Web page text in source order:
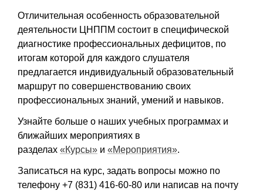
Отличительная особенность образовательной
деятельности ЦНППМ состоит в специфической
диагностике профессиональных дефицитов, по
итогам которой для каждого слушателя
предлагается индивидуальный образовательный
маршрут по совершенствованию своих
профессиональных знаний, умений и навыков.
Узнайте больше о наших учебных программах и
ближайших мероприятиях в
разделах «Курсы» и «Мероприятия».
Записаться на курс, задать вопросы можно по
телефону +7 (831) 416-60-80 или написав на почту